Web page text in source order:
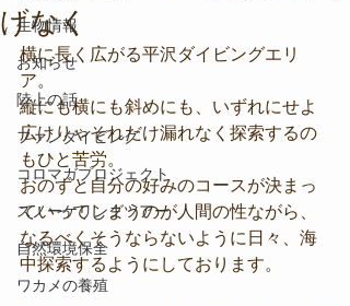
生物情報
お知らせ
陸上の話
ファンダイビング
コロマガプロジェクト
スノーケリングツアー
自然環境保全
ワカメの養殖
げなく
横に長く広がる平沢ダイビングエリ
ア。
縦にも横にも斜めにも、いずれにせよ
広けりゃそれだけ漏れなく探索するの
もひと苦労。
おのずと自分の好みのコースが決まっ
ていってしまうのが人間の性ながら、
なるべくそうならないように日々、海
中探索するようにしております。